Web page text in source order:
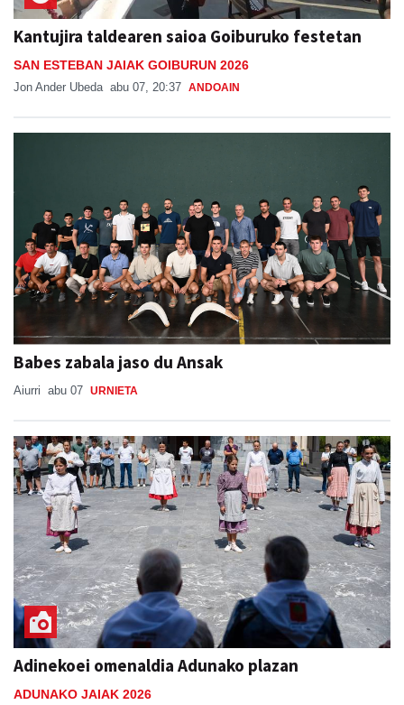
Kantujira taldearen saioa Goiburuko festetan
SAN ESTEBAN JAIAK GOIBURUN 2026
Jon Ander Ubeda abu 07, 20:37 ANDOAIN
Babes zabala jaso du Ansak
Aiurri abu 07 URNIETA
Adinekoei omenaldia Adunako plazan
ADUNAKO JAIAK 2026